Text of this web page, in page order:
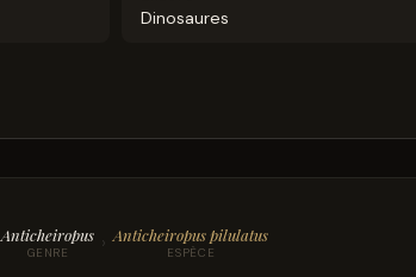
Dinosaures
Anticheiropus
GENRE › Anticheiropus pilulatus
ESPÈCE